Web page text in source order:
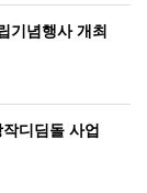
기념행사 개최
디딤돌 사업